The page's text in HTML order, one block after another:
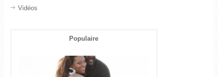
Vidéos
Populaire